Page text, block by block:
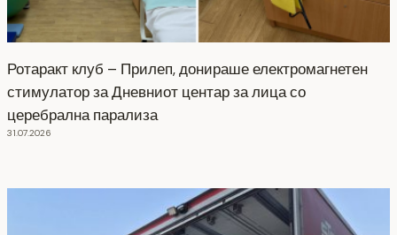
Ротаракт клуб – Прилеп, донираше електромагнетен
стимулатор за Дневниот центар за лица со
церебрална парализа
31.07.2026